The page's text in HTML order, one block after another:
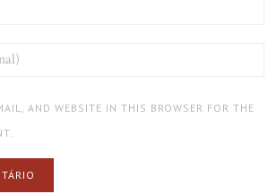
AND WEBSITE IN THIS BROWSER FOR THE